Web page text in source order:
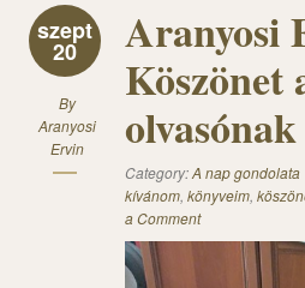
szept
20
By
Aranyosi
Ervin
Aranyosi
Köszönet
olvasónak
Category:A nap gondolata
kívánom, könyveim,
a Comment